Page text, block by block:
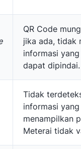
QR Code
jika ada, tidak
informasi yang
dapat dipindai.
Tidak
informasi yang
menampilkan
Meterai tidak